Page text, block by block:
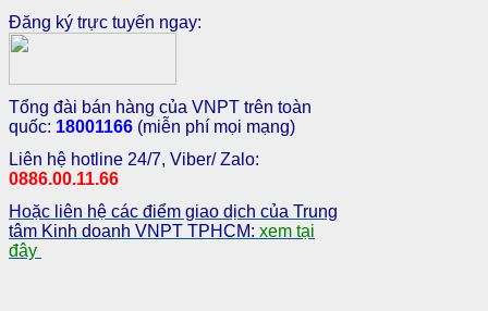
Đăng ký trực tuyến ngay:
Tổng đài bán hàng của VNPT trên toàn
quốc: 18001166 (miễn phí mọi mạng)
Liên hệ hotline 24/7, Viber/ Zalo:
0886.00.11.66
Hoặc liên hệ các điểm giao dịch của Trung
tâm Kinh doanh VNPT TPHCM: xem tại
đây